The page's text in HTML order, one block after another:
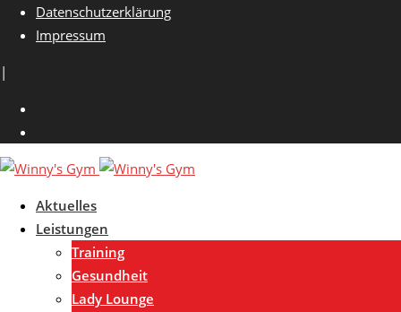
Datenschutzerklärung
Impressum
|
Aktuelles
Leistungen
Training
Gesundheit
Lady Lounge